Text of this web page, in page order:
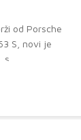
od Porsche
S, novi je